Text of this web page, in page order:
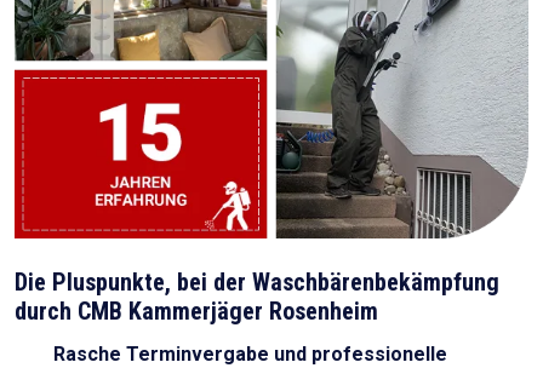
Die Pluspunkte, bei der Waschbärenbekämpfung
durch CMB Kammerjäger Rosenheim
Rasche Terminvergabe und professionelle